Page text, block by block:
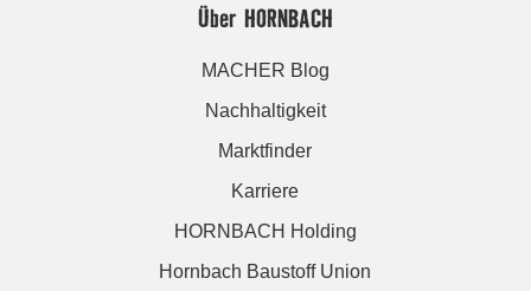
Über HORNBACH
MACHER Blog
Nachhaltigkeit
Marktfinder
Karriere
HORNBACH Holding
Hornbach Baustoff Union